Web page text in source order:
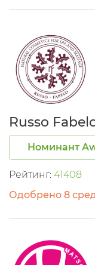
Russo
Номинант
Рейтинг: 41408
Одобрено 8